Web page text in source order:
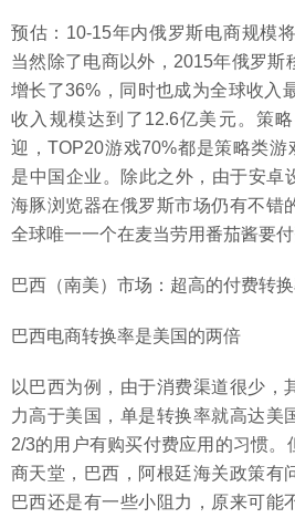
预估：10-15年内俄罗斯电商规模
当然除了电商以外，2015年俄罗斯
增长了36%，同时也成为全球收入
收入规模达到了12.6亿美元。策
迎，TOP20游戏70%都是策略类游
是中国企业。除此之外，由于安卓
海豚浏览器在俄罗斯市场仍有不错
全球唯一一个在麦当劳用番茄酱要
巴西（南美）市场：超高的付费转
巴西电商转换率是美国的两倍
以巴西为例，由于消费渠道很少，
力高于美国，单是转换率就高达美
2/3的用户有购买付费应用的习惯。
商天堂，巴西，阿根廷海关政策有
巴西还是有一些小阻力，原来可能